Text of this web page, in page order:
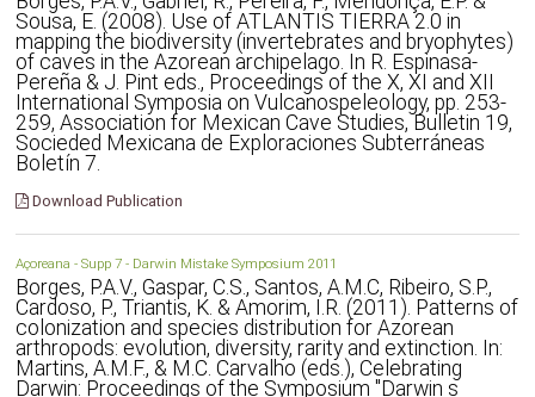
Sousa, E. (2008). Use of ATLANTIS TIERRA 2.0 in
mapping the biodiversity (invertebrates and bryophytes)
of caves in the Azorean archipelago. In R. Espinasa-
Pereña & J. Pint eds., Proceedings of the X, XI and XII
International Symposia on Vulcanospeleology, pp. 253-
259, Association for Mexican Cave Studies, Bulletin 19,
Socieded Mexicana de Exploraciones Subterráneas
Boletín 7.
Download Publication
Açoreana - Supp 7 - Darwin Mistake Symposium 2011
Borges, P.A.V., Gaspar, C.S., Santos, A.M.C, Ribeiro, S.P.,
Cardoso, P., Triantis, K. & Amorim, I.R. (2011). Patterns of
colonization and species distribution for Azorean
arthropods: evolution, diversity, rarity and extinction. In:
Martins, A.M.F., & M.C. Carvalho (eds.), Celebrating
Darwin: Proceedings of the Symposium "Darwin s